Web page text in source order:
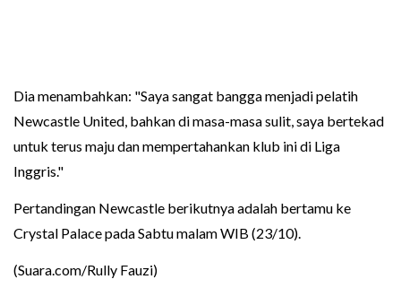
Dia menambahkan: "Saya sangat bangga menjadi pelatih
Newcastle United, bahkan di masa-masa sulit, saya bertekad
untuk terus maju dan mempertahankan klub ini di Liga
Inggris."
Pertandingan Newcastle berikutnya adalah bertamu ke
Crystal Palace pada Sabtu malam WIB (23/10).
(Suara.com/Rully Fauzi)